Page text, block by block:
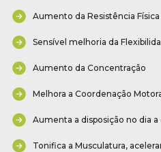
Aumento da Resistência Física
Sensível melhoria da
Aumento da Concentração
Melhora a Coordenação
Aumenta a disposição no dia a
Tonifica a Musculatura,